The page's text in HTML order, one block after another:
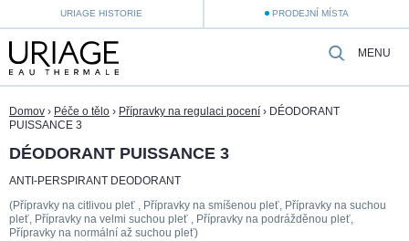
URIAGE HISTORIE PRODEJNÍ MÍSTA
MENU
Domov › Péče o tělo › Přípravky na regulaci pocení › DÉODORANT
PUISSANCE 3
DÉODORANT PUISSANCE 3
ANTI-PERSPIRANT DEODORANT
(Přípravky na citlivou pleť , Přípravky na smíšenou pleť, Přípravky na suchou
pleť, Přípravky na velmi suchou pleť , Přípravky na podrážděnou pleť,
Přípravky na normální až suchou pleť)